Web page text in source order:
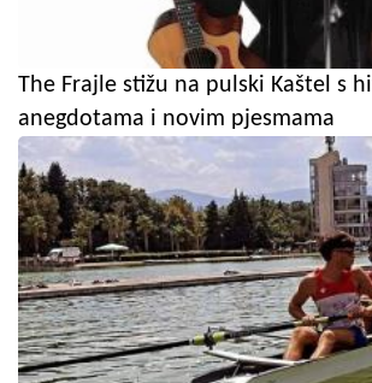
The Frajle stižu na pulski Kaštel s
anegdotama i novim pjesmama